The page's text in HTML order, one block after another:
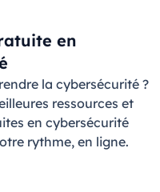
en
la cybersécurité ?
ressources et
en cybersécurité
rythme, en ligne.